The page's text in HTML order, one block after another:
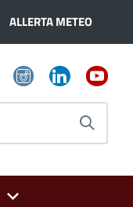
ALLERTA METEO